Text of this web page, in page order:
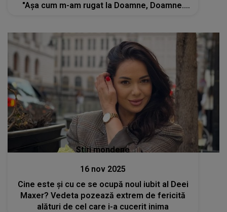
"Așa cum m-am rugat la Doamne, Doamne.
Stiri mondene
16 nov 2025
Cine este și cu ce se ocupă noul iubit al Deei
Maxer? Vedeta pozează extrem de fericită
alături de cel care i-a cucerit inima